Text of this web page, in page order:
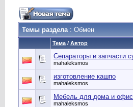
Темы раздела: Обмен
Тема / Автор
Сепараторы и запчасти
mahaleksmos
изготовление кашпо
mahaleksmos
Мебель для дома и
mahaleksmos